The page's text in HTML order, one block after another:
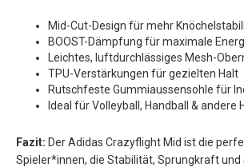
Mid-Cut-Design für mehr
BOOST-Dämpfung für maximale
Leichtes, luftdurchlässiges Mesh-
TPU-Verstärkungen für gezielten Halt
Rutschfeste Gummiaussensohle für
Ideal für Volleyball, Handball & andere
Fazit: Der Adidas Crazyflight Mid ist die
Spieler*innen, die Stabilität, Sprungkraft und